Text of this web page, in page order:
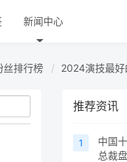
新闻中心
丝排行榜 2024演技最
推荐资讯
1
中国
总裁